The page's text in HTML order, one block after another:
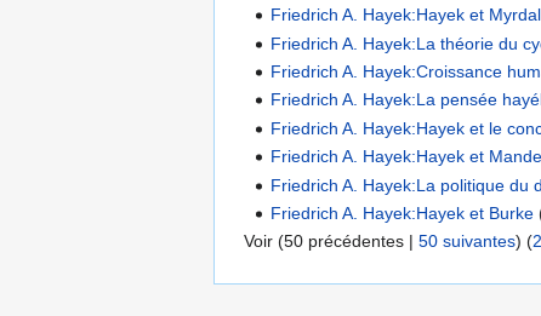
Friedrich A. Hayek:Hayek et Myrdal
Friedrich A. Hayek:La théorie du
Friedrich A. Hayek:Croissance
Friedrich A. Hayek:La pensée
Friedrich A. Hayek:Hayek et le
Friedrich A. Hayek:Hayek et
Friedrich A. Hayek:La politique du
Friedrich A. Hayek:Hayek et Burke
Voir (50 précédentes | 50 suivantes) (